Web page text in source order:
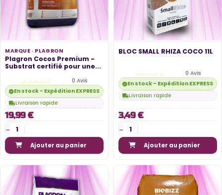
MARQUE · PLAGRON
Plagron Cocos Premium -
Substrat certifié pour une...
0 Avis
En stock - Expédition EXPRESS disponible
Livraison rapide
19,99 €
Ajouter au panier
BLOC SMALL RHIZA COCO 11L
0 Avis
En stock - Expédition EXPRESS
Livraison rapide
3,49 €
Ajouter au panier